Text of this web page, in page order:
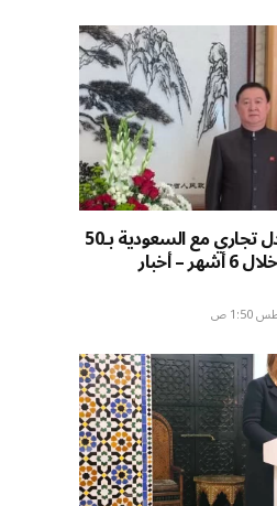
الصين: تبادل تجاري مع السعودية بـ50
مليار دولار خلال 6 أشهر – أخبار